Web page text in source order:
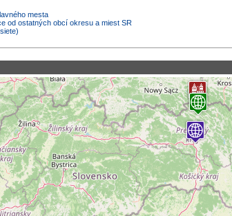
mesta
od ostatných obcí okresu a miest SR